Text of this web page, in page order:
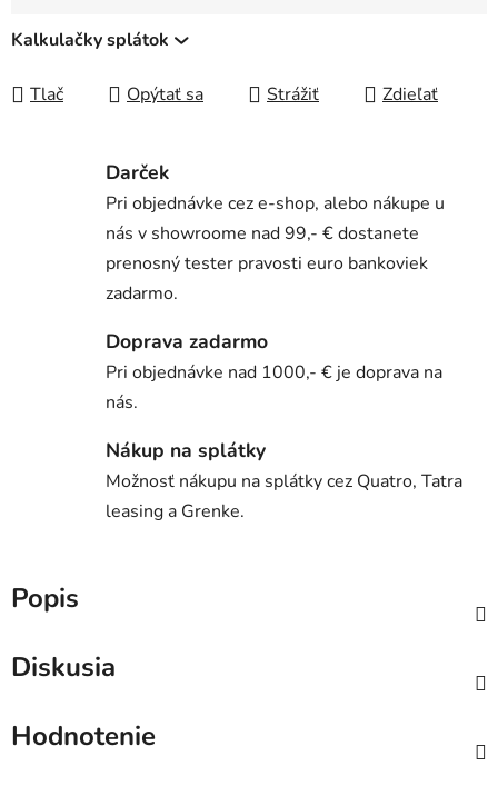
Kalkulačky splátok
Tlač Opýtať sa Strážiť Zdieľať
Darček
Pri objednávke cez e-shop, alebo nákupe u
nás v showroome nad 99,- € dostanete
prenosný tester pravosti euro bankoviek
zadarmo.
Doprava zadarmo
Pri objednávke nad 1000,- € je doprava na
nás.
Nákup na splátky
Možnosť nákupu na splátky cez Quatro, Tatra
leasing a Grenke.
Popis
Diskusia
Hodnotenie